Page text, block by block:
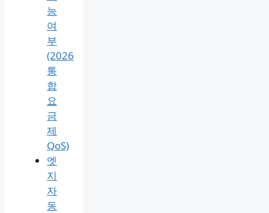
3mbps
5mbps
동
영
상
노
래
게
임
가
능
여
부
(2026